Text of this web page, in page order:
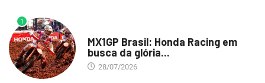
1
MX1GP Brasil: Honda Racing em
busca da glória...
28/07/2026